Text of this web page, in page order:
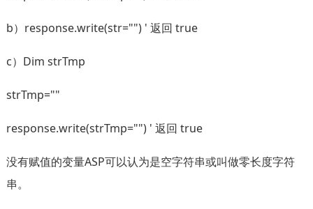
b）response.write(str="") ' 返回 true
c）Dim strTmp
strTmp=""
response.write(strTmp="") ' 返回 true
没有赋值的变量ASP可以认为是空字符串或叫做零长度字符
串。